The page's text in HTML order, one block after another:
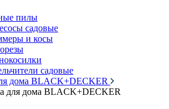
пилы
садовые
и косы
садовые
дома BLACK+DECKER
для дома BLACK+DECKER